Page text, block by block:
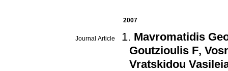
2007
Journal Article
Mavromatidis
Goutzioulis F,
Vratskidou